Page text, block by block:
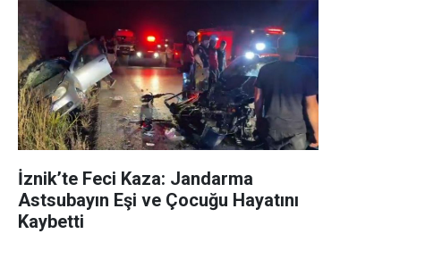
İznik’te Feci Kaza: Jandarma
Astsubayın Eşi ve Çocuğu Hayatını
Kaybetti